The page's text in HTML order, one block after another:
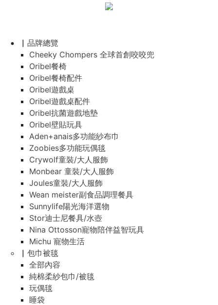
▏品牌總覽
Cheeky Chompers 全球首創咬咬兜
Oribel餐椅
Oribel餐椅配件
Oribel遊戲桌
Oribel遊戲桌配件
Oribel抗菌遊戲地墊
Oribel壁貼玩具
Aden+anais多功能紗布巾
Zoobies多功能玩偶毯
Crywolf童裝/大人服飾
Monbear 童裝/大人服飾
Joules童裝/大人服飾
Wean meister副食品調理餐具
Sunnylife陽光海洋選物
Stor迪士尼餐具/水壺
Nina Ottosson寵物陪伴益智玩具
Michu 寵物生活
▏包巾被毯
全部內容
純棉柔紗包巾/被毯
玩偶毯
睡袋